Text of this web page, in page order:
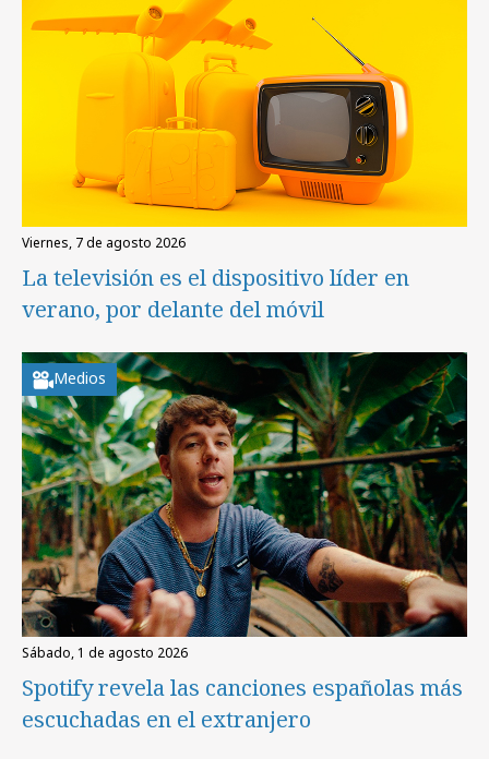
viernes, 7 de agosto 2026
La televisión es el dispositivo líder en
verano, por delante del móvil
Medios
sábado, 1 de agosto 2026
Spotify revela las canciones españolas más
escuchadas en el extranjero